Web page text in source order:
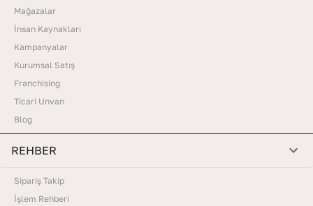
Mağazalar
İnsan Kaynakları
Kampanyalar
Kurumsal Satış
Franchising
Ticari Unvan
Blog
REHBER
Sipariş Takip
İşlem Rehberi